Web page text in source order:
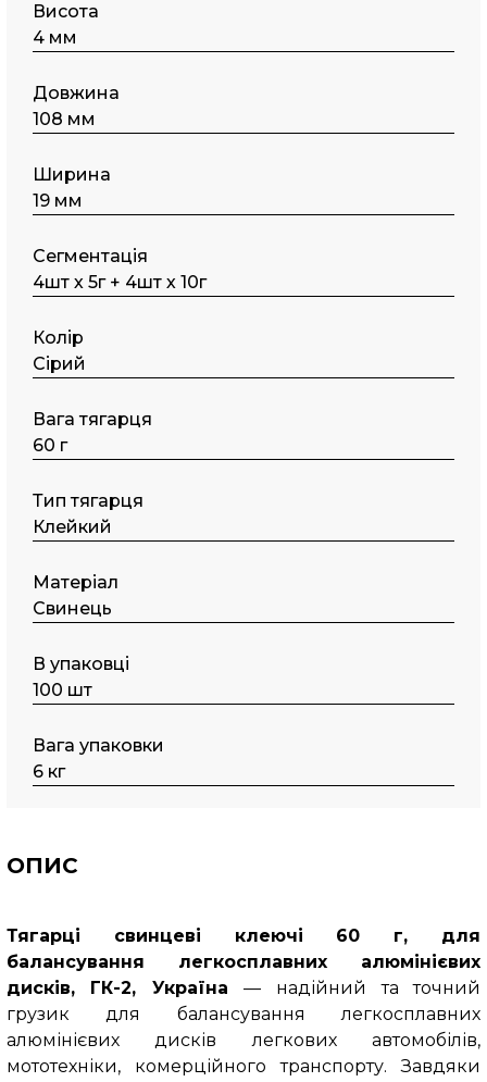
Висота
4 мм
Довжина
108 мм
Ширина
19 мм
Сегментація
4шт х 5г + 4шт х 10г
Колір
Сірий
Вага тягарця
60 г
Тип тягарця
Клейкий
Матеріал
Свинець
В упаковці
100 шт
Вага упаковки
6 кг
ОПИС
Тягарці свинцеві клеючі 60 г, для
балансування легкосплавних алюмінієвих
дисків, ГК-2, Україна — надійний та точний
грузик для балансування легкосплавних
алюмінієвих дисків легкових автомобілів,
мототехніки, комерційного транспорту. Завдяки